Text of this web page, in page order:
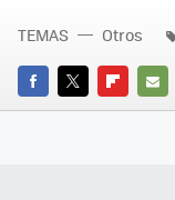
FACEBOOK
TWITTER
E-
TEMAS Otros